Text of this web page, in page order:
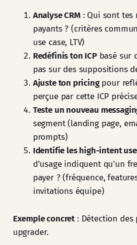
Analyse CRM: Qui sont tes
payants ? (critères
use case, LTV)
Redéfinis ton ICPbasé sur
pas sur des suppositions
Ajuste ton pricingpour
perçue par cette ICP
Teste un nouveau
segment (landing page,
prompts)
Identifie les high-intent
d'usage indiquent qu'un
payer ? (fréquence,
invitations équipe)
Exemple concret: Détection des
upgrader.